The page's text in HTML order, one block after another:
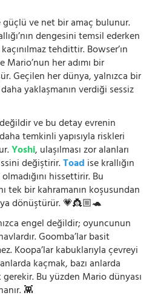
ve net bir amaç bulunur.
dengesini temsil ederken
tehdittir. Bowser’ın
Mario’nun her adımı bir
Geçilen her dünya, yalnızca bir
yaklaşmanın verdiği sessiz
ve bu detay evrenin
temkinli yapısıyla riskleri
Yoshi, ulaşılması zor alanları
değiştirir.Toad ise krallığın
hissettirir. Bu
tek bir kahramanın koşusundan
dönüştürür. 💗👸🏼🐢
engel değildir; oyuncunun
Goomba’lar basit
Koopa’lar kabuklarıyla çevreyi
kaçmak, bazı anlarda
Bu yüzden Mario dünyası
👾